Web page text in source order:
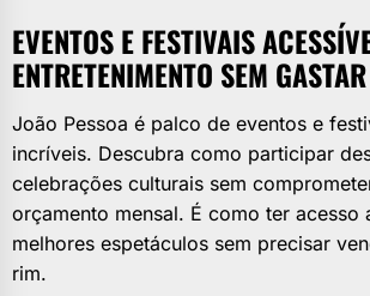
EVENTOS E FESTIVAIS
ENTRETENIMENTO SEM
João Pessoa é palco de eventos e
incríveis. Descubra como participar
celebrações culturais sem
orçamento mensal. É como ter acesso
melhores espetáculos sem precisar
rim.